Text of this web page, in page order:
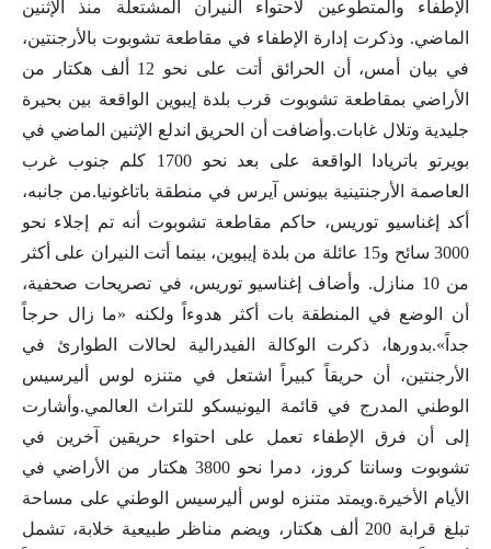
الإطفاء والمتطوعين لاحتواء النيران المشتعلة منذ الإثنين
الماضي. وذكرت إدارة الإطفاء في مقاطعة تشوبوت بالأرجنتين،
في بيان أمس، أن الحرائق أتت على نحو 12 ألف هكتار من
الأراضي بمقاطعة تشوبوت قرب بلدة إيبوين الواقعة بين بحيرة
جليدية وتلال غابات.وأضافت أن الحريق اندلع الإثنين الماضي في
بويرتو باتريادا الواقعة على بعد نحو 1700 كلم جنوب غرب
العاصمة الأرجنتينية بيونس آيرس في منطقة باتاغونيا.من جانبه،
أكد إغناسيو توريس، حاكم مقاطعة تشوبوت أنه تم إجلاء نحو
3000 سائح و15 عائلة من بلدة إيبوين، بينما أتت النيران على أكثر
من 10 منازل. وأضاف إغناسيو توريس، في تصريحات صحفية،
أن الوضع في المنطقة بات أكثر هدوءاً ولكنه «ما زال حرجاً
جداً».بدورها، ذكرت الوكالة الفيدرالية لحالات الطوارئ في
الأرجنتين، أن حريقاً كبيراً اشتعل في متنزه لوس أليرسيس
الوطني المدرج في قائمة اليونيسكو للتراث العالمي.وأشارت
إلى أن فرق الإطفاء تعمل على احتواء حريقين آخرين في
تشوبوت وسانتا كروز، دمرا نحو 3800 هكتار من الأراضي في
الأيام الأخيرة.ويمتد متنزه لوس أليرسيس الوطني على مساحة
تبلغ قرابة 200 ألف هكتار، ويضم مناظر طبيعية خلابة، تشمل